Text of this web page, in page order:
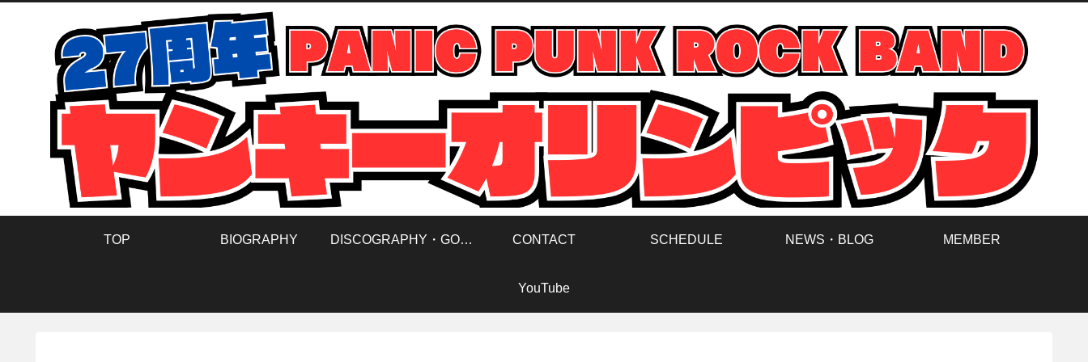
TOP BIOGRAPHY DISCOGRAPHY・GOODS CONTACT SCHEDULE NEWS・BLOG MEMBER
YouTube